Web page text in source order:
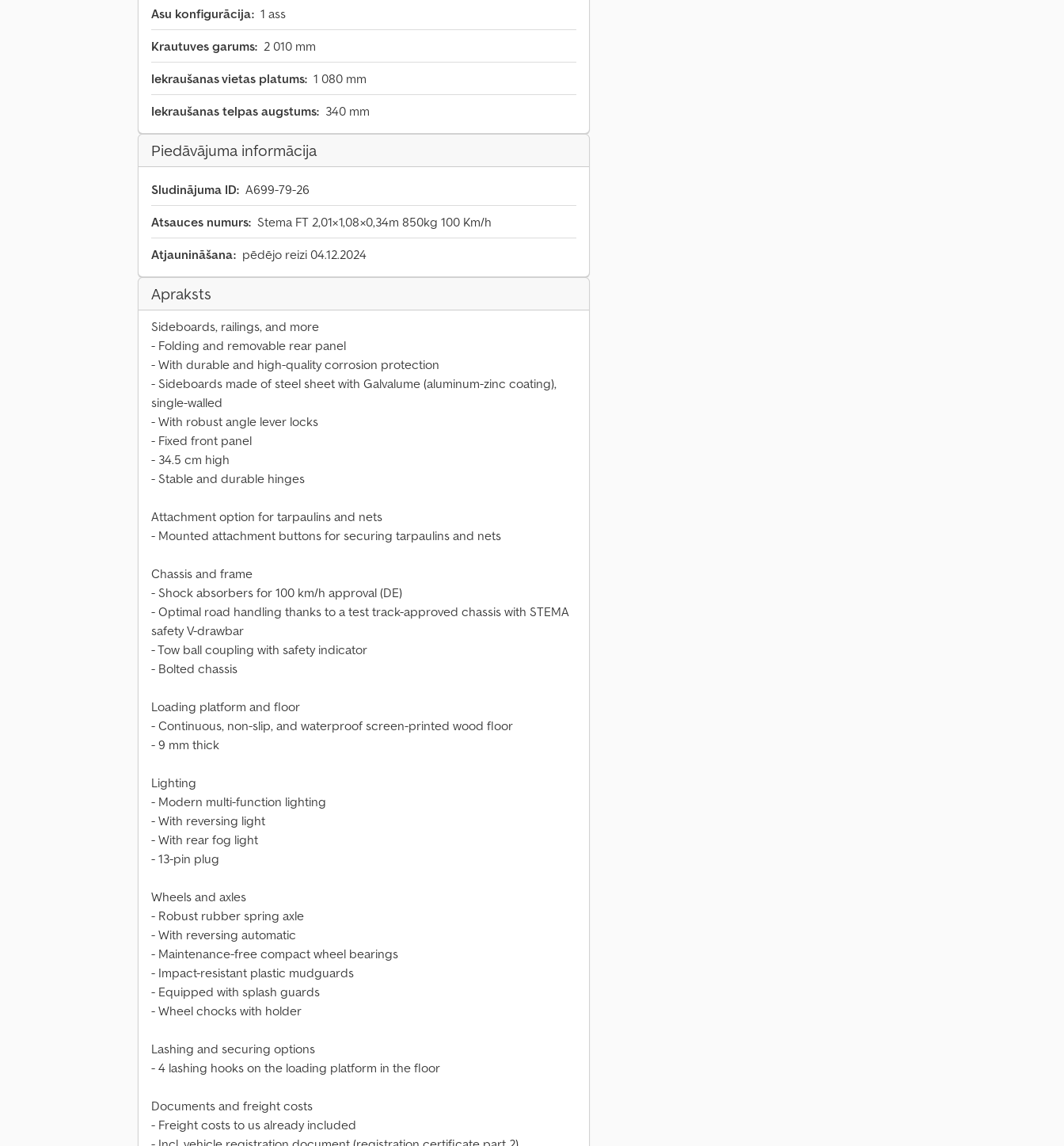
Asu konfigurācija: 1 ass
Krautuves garums: 2 010 mm
Iekraušanas vietas platums: 1 080 mm
Iekraušanas telpas augstums: 340 mm
Piedāvājuma informācija
Sludinājuma ID: A699-79-26
Atsauces numurs: Stema FT 2,01×1,08×0,34m 850kg 100 Km/h
Atjaunināšana: pēdējo reizi 04.12.2024
Apraksts
Sideboards, railings, and more
- Folding and removable rear panel
- With durable and high-quality corrosion protection
- Sideboards made of steel sheet with Galvalume (aluminum-zinc coating),
single-walled
- With robust angle lever locks
- Fixed front panel
- 34.5 cm high
- Stable and durable hinges
Attachment option for tarpaulins and nets
- Mounted attachment buttons for securing tarpaulins and nets
Chassis and frame
- Shock absorbers for 100 km/h approval (DE)
- Optimal road handling thanks to a test track-approved chassis with STEMA
safety V-drawbar
- Tow ball coupling with safety indicator
- Bolted chassis
Loading platform and floor
- Continuous, non-slip, and waterproof screen-printed wood floor
- 9 mm thick
Lighting
- Modern multi-function lighting
- With reversing light
- With rear fog light
- 13-pin plug
Wheels and axles
- Robust rubber spring axle
- With reversing automatic
- Maintenance-free compact wheel bearings
- Impact-resistant plastic mudguards
- Equipped with splash guards
- Wheel chocks with holder
Lashing and securing options
- 4 lashing hooks on the loading platform in the floor
Documents and freight costs
- Freight costs to us already included